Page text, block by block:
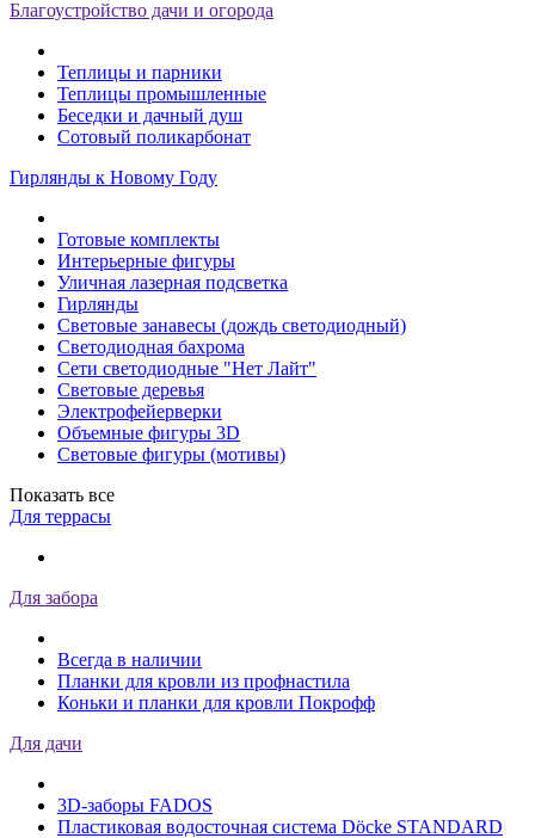
Благоустройство дачи и огорода
Теплицы и парники
Теплицы промышленные
Беседки и дачный душ
Сотовый поликарбонат
Гирлянды к Новому Году
Готовые комплекты
Интерьерные фигуры
Уличная лазерная подсветка
Гирлянды
Световые занавесы (дождь светодиодный)
Светодиодная бахрома
Сети светодиодные "Нет Лайт"
Световые деревья
Электрофейерверки
Объемные фигуры 3D
Световые фигуры (мотивы)
Показать все
Для террасы
Для забора
Всегда в наличии
Планки для кровли из профнастила
Коньки и планки для кровли Покрофф
Для дачи
3D-заборы FADOS
Пластиковая водосточная система Döcke STANDARD